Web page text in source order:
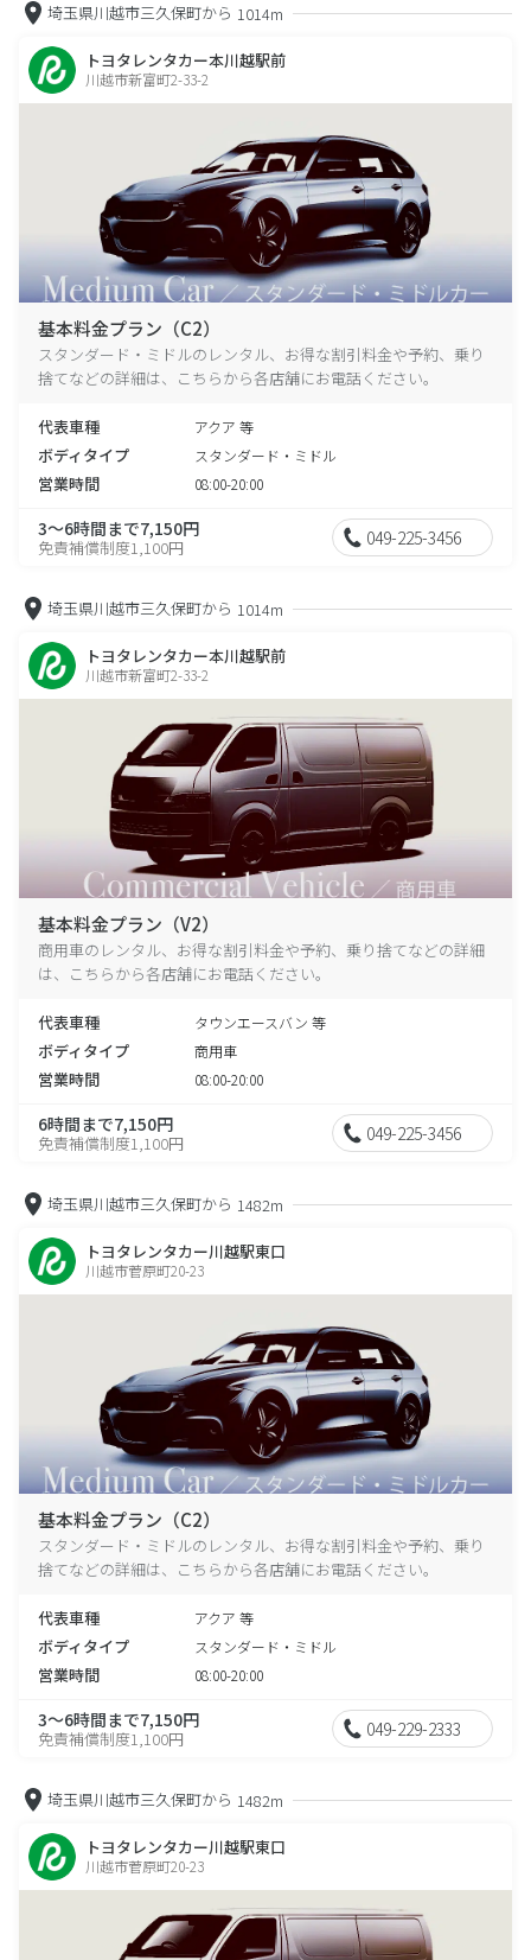
埼玉県川越市三久保町から 1014m
トヨタレンタカー本川越駅前
川越市新富町2-33-2
基本料金プラン（C2）
スタンダード・ミドルのレンタル、お得な割引料金や予約、乗り
捨てなどの詳細は、こちらから各店舗にお電話ください。
代表車種 アクア 等
ボディタイプ スタンダード・ミドル
営業時間 08:00-20:00
3～6時間まで7,150円
免責補償制度1,100円 049-225-3456
埼玉県川越市三久保町から 1014m
トヨタレンタカー本川越駅前
川越市新富町2-33-2
基本料金プラン（V2）
商用車のレンタル、お得な割引料金や予約、乗り捨てなどの詳細
は、こちらから各店舗にお電話ください。
代表車種 タウンエースバン 等
ボディタイプ 商用車
営業時間 08:00-20:00
6時間まで7,150円
免責補償制度1,100円 049-225-3456
埼玉県川越市三久保町から 1482m
トヨタレンタカー川越駅東口
川越市菅原町20-23
基本料金プラン（C2）
スタンダード・ミドルのレンタル、お得な割引料金や予約、乗り
捨てなどの詳細は、こちらから各店舗にお電話ください。
代表車種 アクア 等
ボディタイプ スタンダード・ミドル
営業時間 08:00-20:00
3～6時間まで7,150円
免責補償制度1,100円 049-229-2333
埼玉県川越市三久保町から 1482m
トヨタレンタカー川越駅東口
川越市菅原町20-23